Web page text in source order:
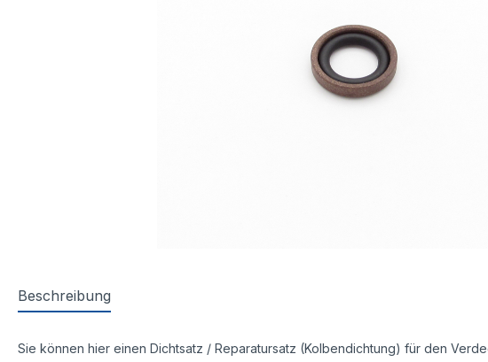
Beschreibung
Sie können hier einen Dichtsatz / Reparatursatz (Kolbendichtung) für den